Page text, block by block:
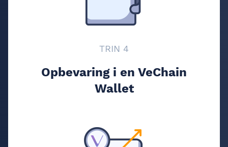
TRIN 4
Opbevaring i en VeChain
Wallet